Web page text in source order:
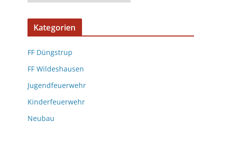
Kategorien
FF Düngstrup
FF Wildeshausen
Jugendfeuerwehr
Kinderfeuerwehr
Neubau